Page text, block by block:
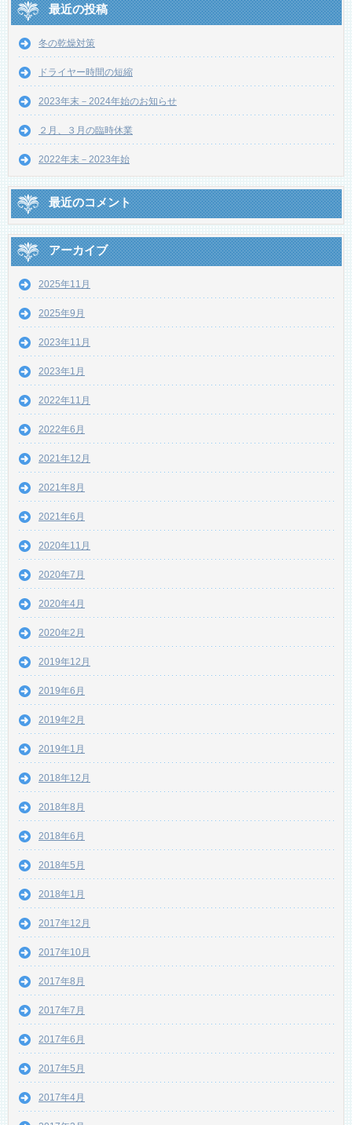
最近の投稿
冬の乾燥対策
ドライヤー時間の短縮
2023年末－2024年始のお知らせ
２月、３月の臨時休業
2022年末－2023年始
最近のコメント
アーカイブ
2025年11月
2025年9月
2023年11月
2023年1月
2022年11月
2022年6月
2021年12月
2021年8月
2021年6月
2020年11月
2020年7月
2020年4月
2020年2月
2019年12月
2019年6月
2019年2月
2019年1月
2018年12月
2018年8月
2018年6月
2018年5月
2018年1月
2017年12月
2017年10月
2017年8月
2017年7月
2017年6月
2017年5月
2017年4月